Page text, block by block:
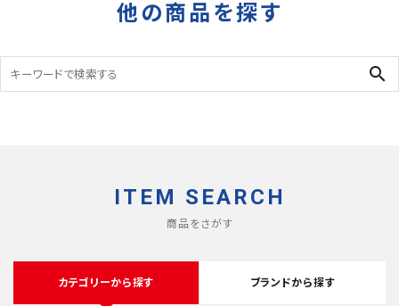
他の商品を探す
search
ITEM SEARCH
商品をさがす
カテゴリーから探す ブランドから探す